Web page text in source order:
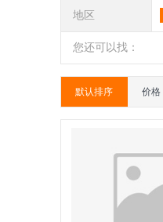
地区
您还可以找：
默认排序 价格